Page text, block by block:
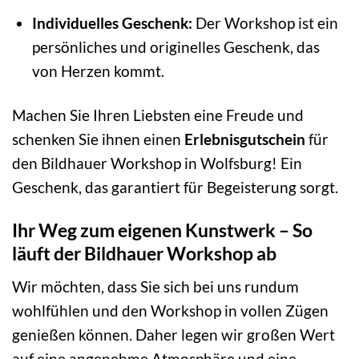
Individuelles Geschenk: Der Workshop ist ein
persönliches und originelles Geschenk, das
von Herzen kommt.
Machen Sie Ihren Liebsten eine Freude und
schenken Sie ihnen einen Erlebnisgutschein für
den Bildhauer Workshop in Wolfsburg! Ein
Geschenk, das garantiert für Begeisterung sorgt.
Ihr Weg zum eigenen Kunstwerk – So
läuft der Bildhauer Workshop ab
Wir möchten, dass Sie sich bei uns rundum
wohlfühlen und den Workshop in vollen Zügen
genießen können. Daher legen wir großen Wert